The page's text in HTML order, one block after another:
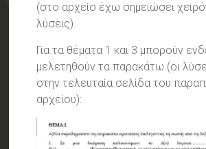
(στο αρχείο έχω σημειώσει
λύσεις).
Για τα θέματα 1 και 3 μπορούν
μελετηθούν τα παρακάτω (οι
στην τελευταία σελίδα του
αρχείου):